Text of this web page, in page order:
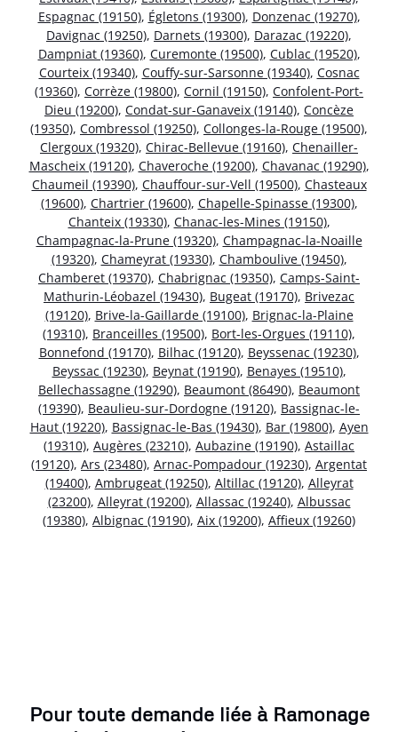
Espagnac (19150), Égletons (19300), Donzenac (19270),
Davignac (19250), Darnets (19300), Darazac (19220),
Dampniat (19360), Curemonte (19500), Cublac (19520),
Courteix (19340), Couffy-sur-Sarsonne (19340), Cosnac
(19360), Corrèze (19800), Cornil (19150), Confolent-Port-
Dieu (19200), Condat-sur-Ganaveix (19140), Concèze
(19350), Combressol (19250), Collonges-la-Rouge (19500),
Clergoux (19320), Chirac-Bellevue (19160), Chenailler-
Mascheix (19120), Chaveroche (19200), Chavanac (19290),
Chaumeil (19390), Chauffour-sur-Vell (19500), Chasteaux
(19600), Chartrier (19600), Chapelle-Spinasse (19300),
Chanteix (19330), Chanac-les-Mines (19150),
Champagnac-la-Prune (19320), Champagnac-la-Noaille
(19320), Chameyrat (19330), Chamboulive (19450),
Chamberet (19370), Chabrignac (19350), Camps-Saint-
Mathurin-Léobazel (19430), Bugeat (19170), Brivezac
(19120), Brive-la-Gaillarde (19100), Brignac-la-Plaine
(19310), Branceilles (19500), Bort-les-Orgues (19110),
Bonnefond (19170), Bilhac (19120), Beyssenac (19230),
Beyssac (19230), Beynat (19190), Benayes (19510),
Bellechassagne (19290), Beaumont (86490), Beaumont
(19390), Beaulieu-sur-Dordogne (19120), Bassignac-le-
Haut (19220), Bassignac-le-Bas (19430), Bar (19800), Ayen
(19310), Augères (23210), Aubazine (19190), Astaillac
(19120), Ars (23480), Arnac-Pompadour (19230), Argentat
(19400), Ambrugeat (19250), Altillac (19120), Alleyrat
(23200), Alleyrat (19200), Allassac (19240), Albussac
(19380), Albignac (19190), Aix (19200), Affieux (19260)
Pour toute demande liée à Ramonage